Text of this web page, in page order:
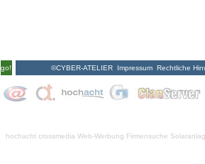
go! ©CYBER-ATELIER Impressum Rechtliche
hochacht crossmedia Web-Werbung Firmensuche